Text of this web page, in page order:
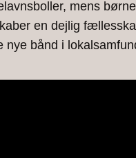
mens
en dejlig
nye bånd i